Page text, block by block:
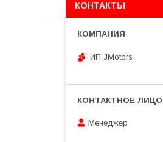
КОНТАКТЫ
ИП JMotors
Менеджер